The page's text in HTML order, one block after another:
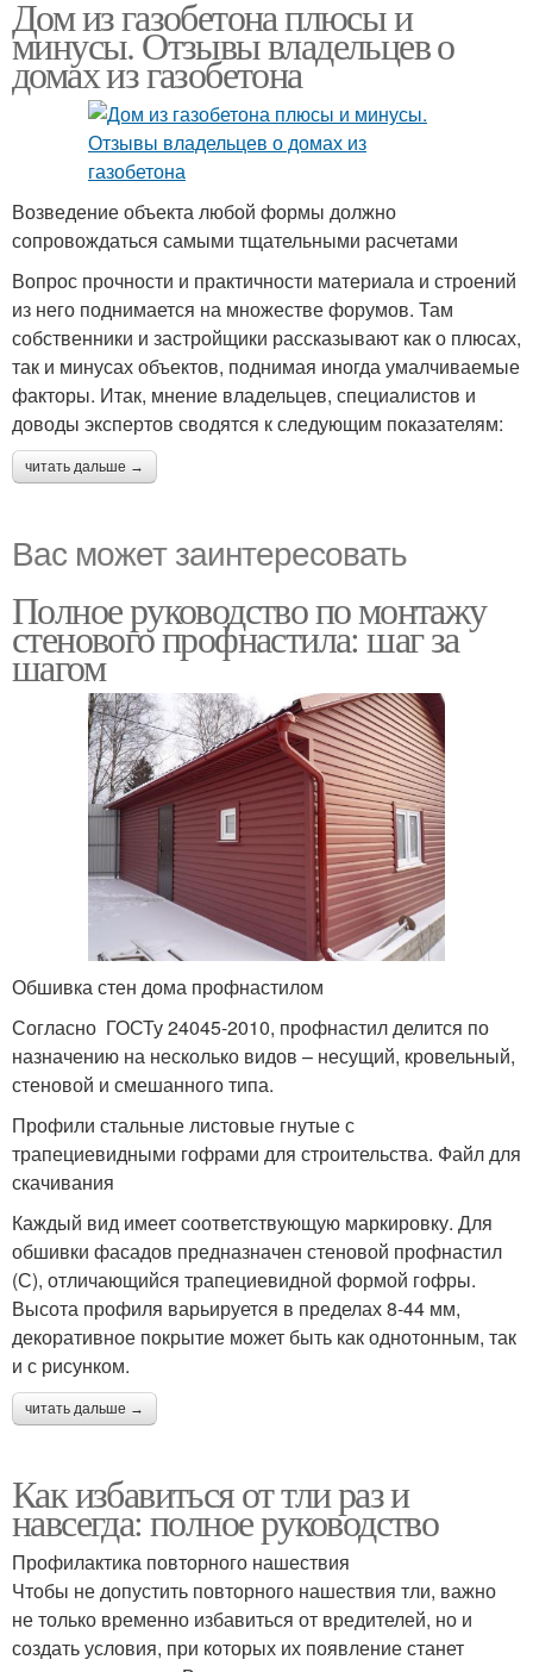
Дом из газобетона плюсы и
минусы. Отзывы владельцев о
домах из газобетона
Возведение объекта любой формы должно
сопровождаться самыми тщательными расчетами
Вопрос прочности и практичности материала и строений
из него поднимается на множестве форумов. Там
собственники и застройщики рассказывают как о плюсах,
так и минусах объектов, поднимая иногда умалчиваемые
факторы. Итак, мнение владельцев, специалистов и
доводы экспертов сводятся к следующим показателям:
читать дальше →
Вас может заинтересовать
Полное руководство по монтажу
стенового профнастила: шаг за
шагом
Обшивка стен дома профнастилом
Согласно ГОСТу 24045-2010, профнастил делится по
назначению на несколько видов – несущий, кровельный,
стеновой и смешанного типа.
Профили стальные листовые гнутые с
трапециевидными гофрами для строительства. Файл для
скачивания
Каждый вид имеет соответствующую маркировку. Для
обшивки фасадов предназначен стеновой профнастил
(С), отличающийся трапециевидной формой гофры.
Высота профиля варьируется в пределах 8-44 мм,
декоративное покрытие может быть как однотонным, так
и с рисунком.
читать дальше →
Как избавиться от тли раз и
навсегда: полное руководство
Профилактика повторного нашествия
Чтобы не допустить повторного нашествия тли, важно
не только временно избавиться от вредителей, но и
создать условия, при которых их появление станет